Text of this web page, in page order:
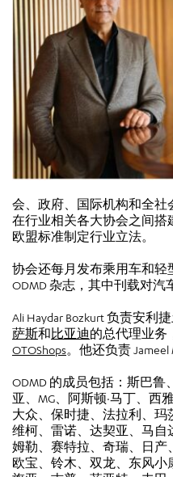
会、政府、国际机构和全社
在行业相关各大协会之间
欧盟标准制定行业立法。
协会还每月发布乘用车和轻
ODMD 杂志，其中刊载对汽
Ali Haydar Bozkurt 负责安利
萨斯和比亚迪的总代理业务
OTOShops。他还负责 Jameel
ODMD 的成员包括：斯巴鲁
亚、MG、阿斯顿·马丁、西
大众、保时捷、法拉利、
维柯、雷诺、达契亚、马自
姆勒、赛特拉、奇瑞、日产
欧宝、铃木、双龙、东风小